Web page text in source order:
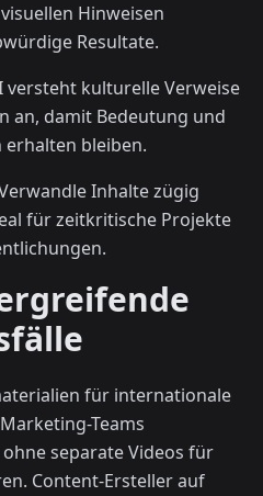
Hinweisen
Resultate.
versteht kulturelle Verweise
an, damit Bedeutung und
erhalten bleiben.
Inhalte zügig
für zeitkritische Projekte
für internationale
Teams
separate Videos für
Content-Ersteller auf